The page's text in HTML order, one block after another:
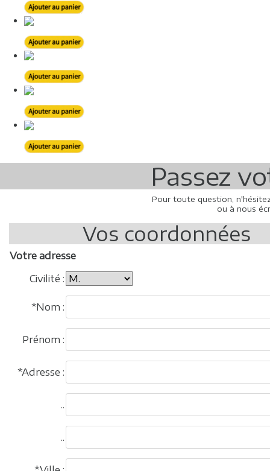
Passez
Pour toute question,
ou à nous
Vos coordonnées
Votre adresse
Civilité :
*Nom :
Prénom :
*Adresse :
..
..